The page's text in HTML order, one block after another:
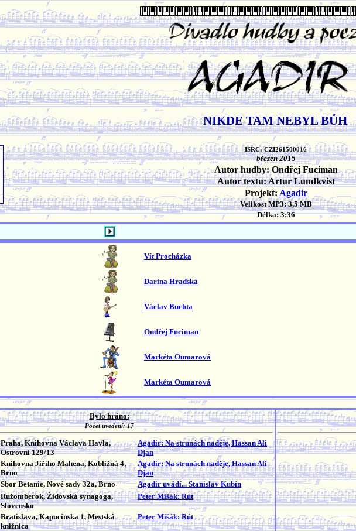
NIKDE TAM NEBYL BŮH
ISRC: CZI261500016
březen 2015
Autor hudby: Ondřej Fuciman
Autor textu: Artur Lundkvist
Projekt: Agadir
Velikost MP3: 3,5 MB
Délka: 3:36
Vít Procházka
Darina Hradská
Václav Buchta
Ondřej Fuciman
Markéta Oumarová
Markéta Oumarová
Bylo hráno:
Počet uvedení: 17
Praha, Knihovna Václava Havla,
Ostrovní 129/13
Agadir: Na strunách naděje, Hassan Ali
Djan
Knihovna Jiřího Mahena, Kobližná 4,
Brno
Agadir: Na strunách naděje, Hassan Ali
Djan
Sbor Betanie, Nové sady 32a, Brno
Agadir uvádí... Stanislav Kubín
Ružomberok, Židovská synagoga,
Slovensko
Peter Mišák: Rút
Bratislava, Kapucínska 1, Mestská
knižnica
Peter Mišák: Rút